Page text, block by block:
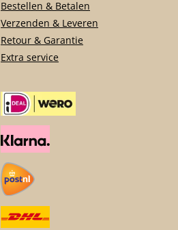
Bestellen & Betalen
Verzenden & Leveren
Retour & Garantie
Extra service